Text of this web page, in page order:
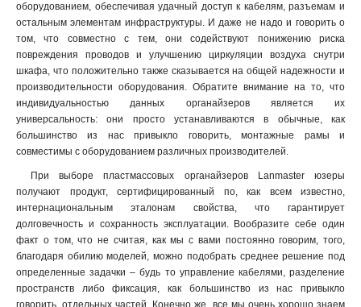
оборудованием, обеспечивая удачный доступ к кабелям, разъемам и
остальным элементам инфраструктуры. И даже не надо и говорить о
том, что совместно с тем, они содействуют понижению риска
повреждения проводов и улучшению циркуляции воздуха снутри
шкафа, что положительно также сказывается на общей надежности и
производительности оборудования. Обратите внимание на то, что
индивидуальностью данных органайзеров является их
универсальность: они просто устанавливаются в обычные, как
большинство из нас привыкло говорить, монтажные рамы и
совместимы с оборудованием различных производителей.
При выборе пластмассовых органайзеров Lanmaster юзеры
получают продукт, сертифицированный по, как всем известно,
интернациональным эталонам свойства, что гарантирует
долговечность и сохранность эксплуатации. Вообразите себе один
факт о том, что не считая, как мы с вами постоянно говорим, того,
благодаря обилию моделей, можно подобрать среднее решение под
определенные задачки – будь то управление кабелями, разделение
пространств либо фиксация, как большинство из нас привыкло
говорить, отдельных частей. Конечно же, все мы очень хорошо знаем